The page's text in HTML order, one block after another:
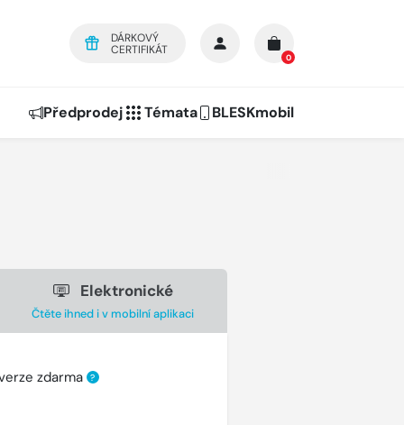
DÁRKOVÝ
CERTIFIKÁT
0
Předprodej Témata BLESKmobil
Elektronické
Čtěte ihned i v mobilní aplikaci
zdarma ?